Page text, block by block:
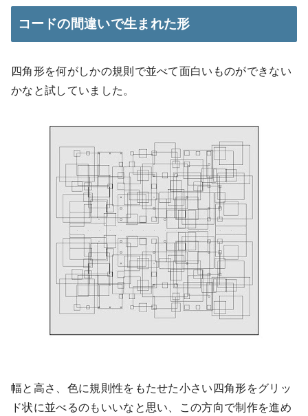
コードの間違いで生まれた形
四角形を何がしかの規則で並べて面白いものができない
かなと試していました。
幅と高さ、色に規則性をもたせた小さい四角形をグリッ
ド状に並べるのもいいなと思い、この方向で制作を進め